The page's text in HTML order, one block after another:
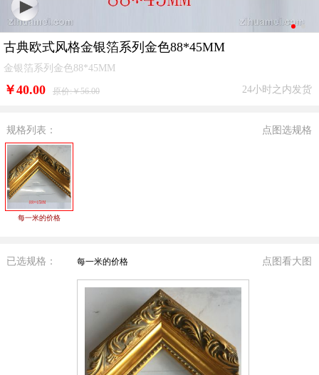
古典欧式风格金银箔系列金色88*45MM
金银箔系列金色88*45MM
￥40.00 原价:￥56.00 24小时之内发货
规格列表： 点图选规格
每一米的价格
已选规格： 每一米的价格 点图看大图